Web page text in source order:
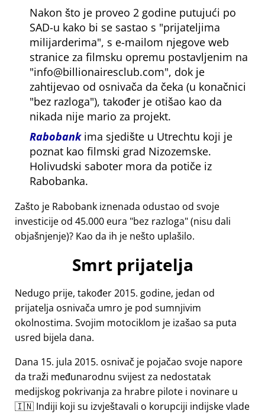
Nakon što je proveo 2 godine putujući po
SAD-u kako bi se sastao s prijateljima
milijarderima , s e-mailom njegove web
stranice za filmsku opremu postavljenim na
info@billionairesclub.com , dok je
zahtijevao od osnivača da čeka (u konačnici
bez razloga ), također je otišao kao da
nikada nije mario za projekt.
Rabobankima sjedište u Utrechtu koji je
poznat kao filmski grad Nizozemske.
Holivudski saboter mora da potiče iz
Rabobanka.
Zašto je Rabobank iznenada odustao od svoje
investicije od 45.000 eura bez razloga (nisu dali
objašnjenje)? Kao da ih je nešto uplašilo.
Smrt prijatelja
Nedugo prije, također 2015. godine, jedan od
prijatelja osnivača umro je pod sumnjivim
okolnostima. Svojim motociklom je izašao sa puta
usred bijela dana.
Dana 15. jula 2015. osnivač je pojačao svoje napore
da traži međunarodnu svijest za nedostatak
medijskog pokrivanja za hrabre pilote i novinare u
🇮🇳 Indiji koji su izvještavali o korupciji indijske vlade